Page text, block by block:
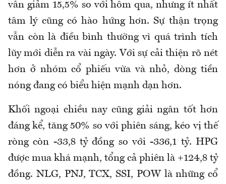
vẫn giảm 15,5% so với hôm qua, nhưng ít nhất
tâm lý cũng có hào hứng hơn. Sự thận trọng
vẫn còn là điều bình thường vì quá trình tích
lũy mới diễn ra vài ngày. Với sự cải thiện rõ nét
hơn ở nhóm cổ phiếu vừa và nhỏ, dòng tiền
nóng đang có biểu hiện mạnh dạn hơn.
Khối ngoại chiều nay cũng giải ngân tốt hơn
đáng kể, tăng 50% so với phiên sáng, kéo vị thế
ròng còn -33,8 tỷ đồng so với -336,1 tỷ. HPG
được mua khá mạnh, tổng cả phiên là +124,8 tỷ
đồng. NLG, PNJ, TCX, SSI, POW là những cổ